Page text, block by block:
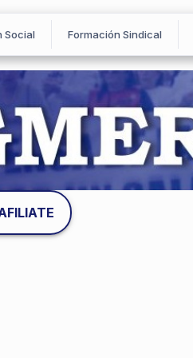
Social Formación Sindical